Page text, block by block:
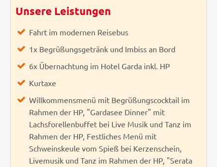
Unsere Leistungen
Fahrt im modernen Reisebus
1x Begrüßungsgetränk und Imbiss an Bord
6x Übernachtung im Hotel Garda inkl. HP
Kurtaxe
Willkommensmenü mit Begrüßungscocktail im
Rahmen der HP, "Gardasee Dinner" mit
Lachsforellenbuffet bei Live Musik und Tanz im
Rahmen der HP, Festliches Menü mit
Schweinskeule vom Spieß bei Kerzenschein,
Livemusik und Tanz im Rahmen der HP, "Serata